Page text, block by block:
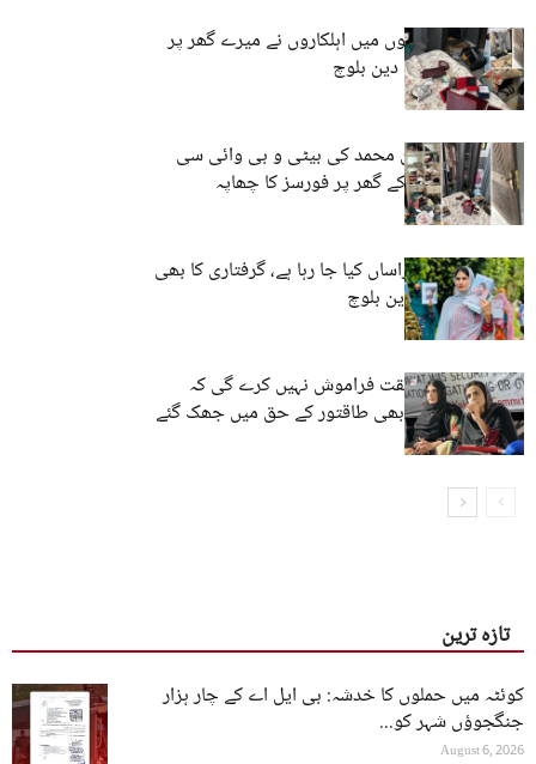
رات گئے 22 گاڑیوں میں اہلکاروں نے میرے گھر پر
چھاپہ مارا۔ سمی دین بلوچ
کراچی: لاپتہ دین محمد کی بیٹی و بی وائی سی
رہنماء سمی دین کے گھر پر فورسز کا چھاپہ
کراچی: مجھے ہراساں کیا جا رہا ہے، گرفتاری کا بھی
خدشہ ہے۔سمی دین بلوچ
بلوچ قوم یہ حقیقت فراموش نہیں کرے گی کہ
انصاف کے ایوان بھی طاقتور کے حق میں جھک گئے
– سمی دین
تازہ ترین
کوئٹہ میں حملوں کا خدشہ: بی ایل اے کے چار ہزار
جنگجوؤں شہر کو...
August 6, 2026